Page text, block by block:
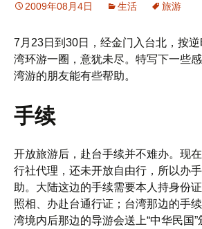
2009年08月4日 生活 旅游
7月23日到30日，经金门入台北，按
湾环游一圈，意犹未尽。特写下一些
湾游的朋友能有些帮助。
手续
开放旅游后，赴台手续并不难办。现
行社代理，还未开放自由行，所以办
助。大陆这边的手续需要本人持身份
照相、办赴台通行证；台湾那边的手
湾境内后那边的导游会送上“中华民国”